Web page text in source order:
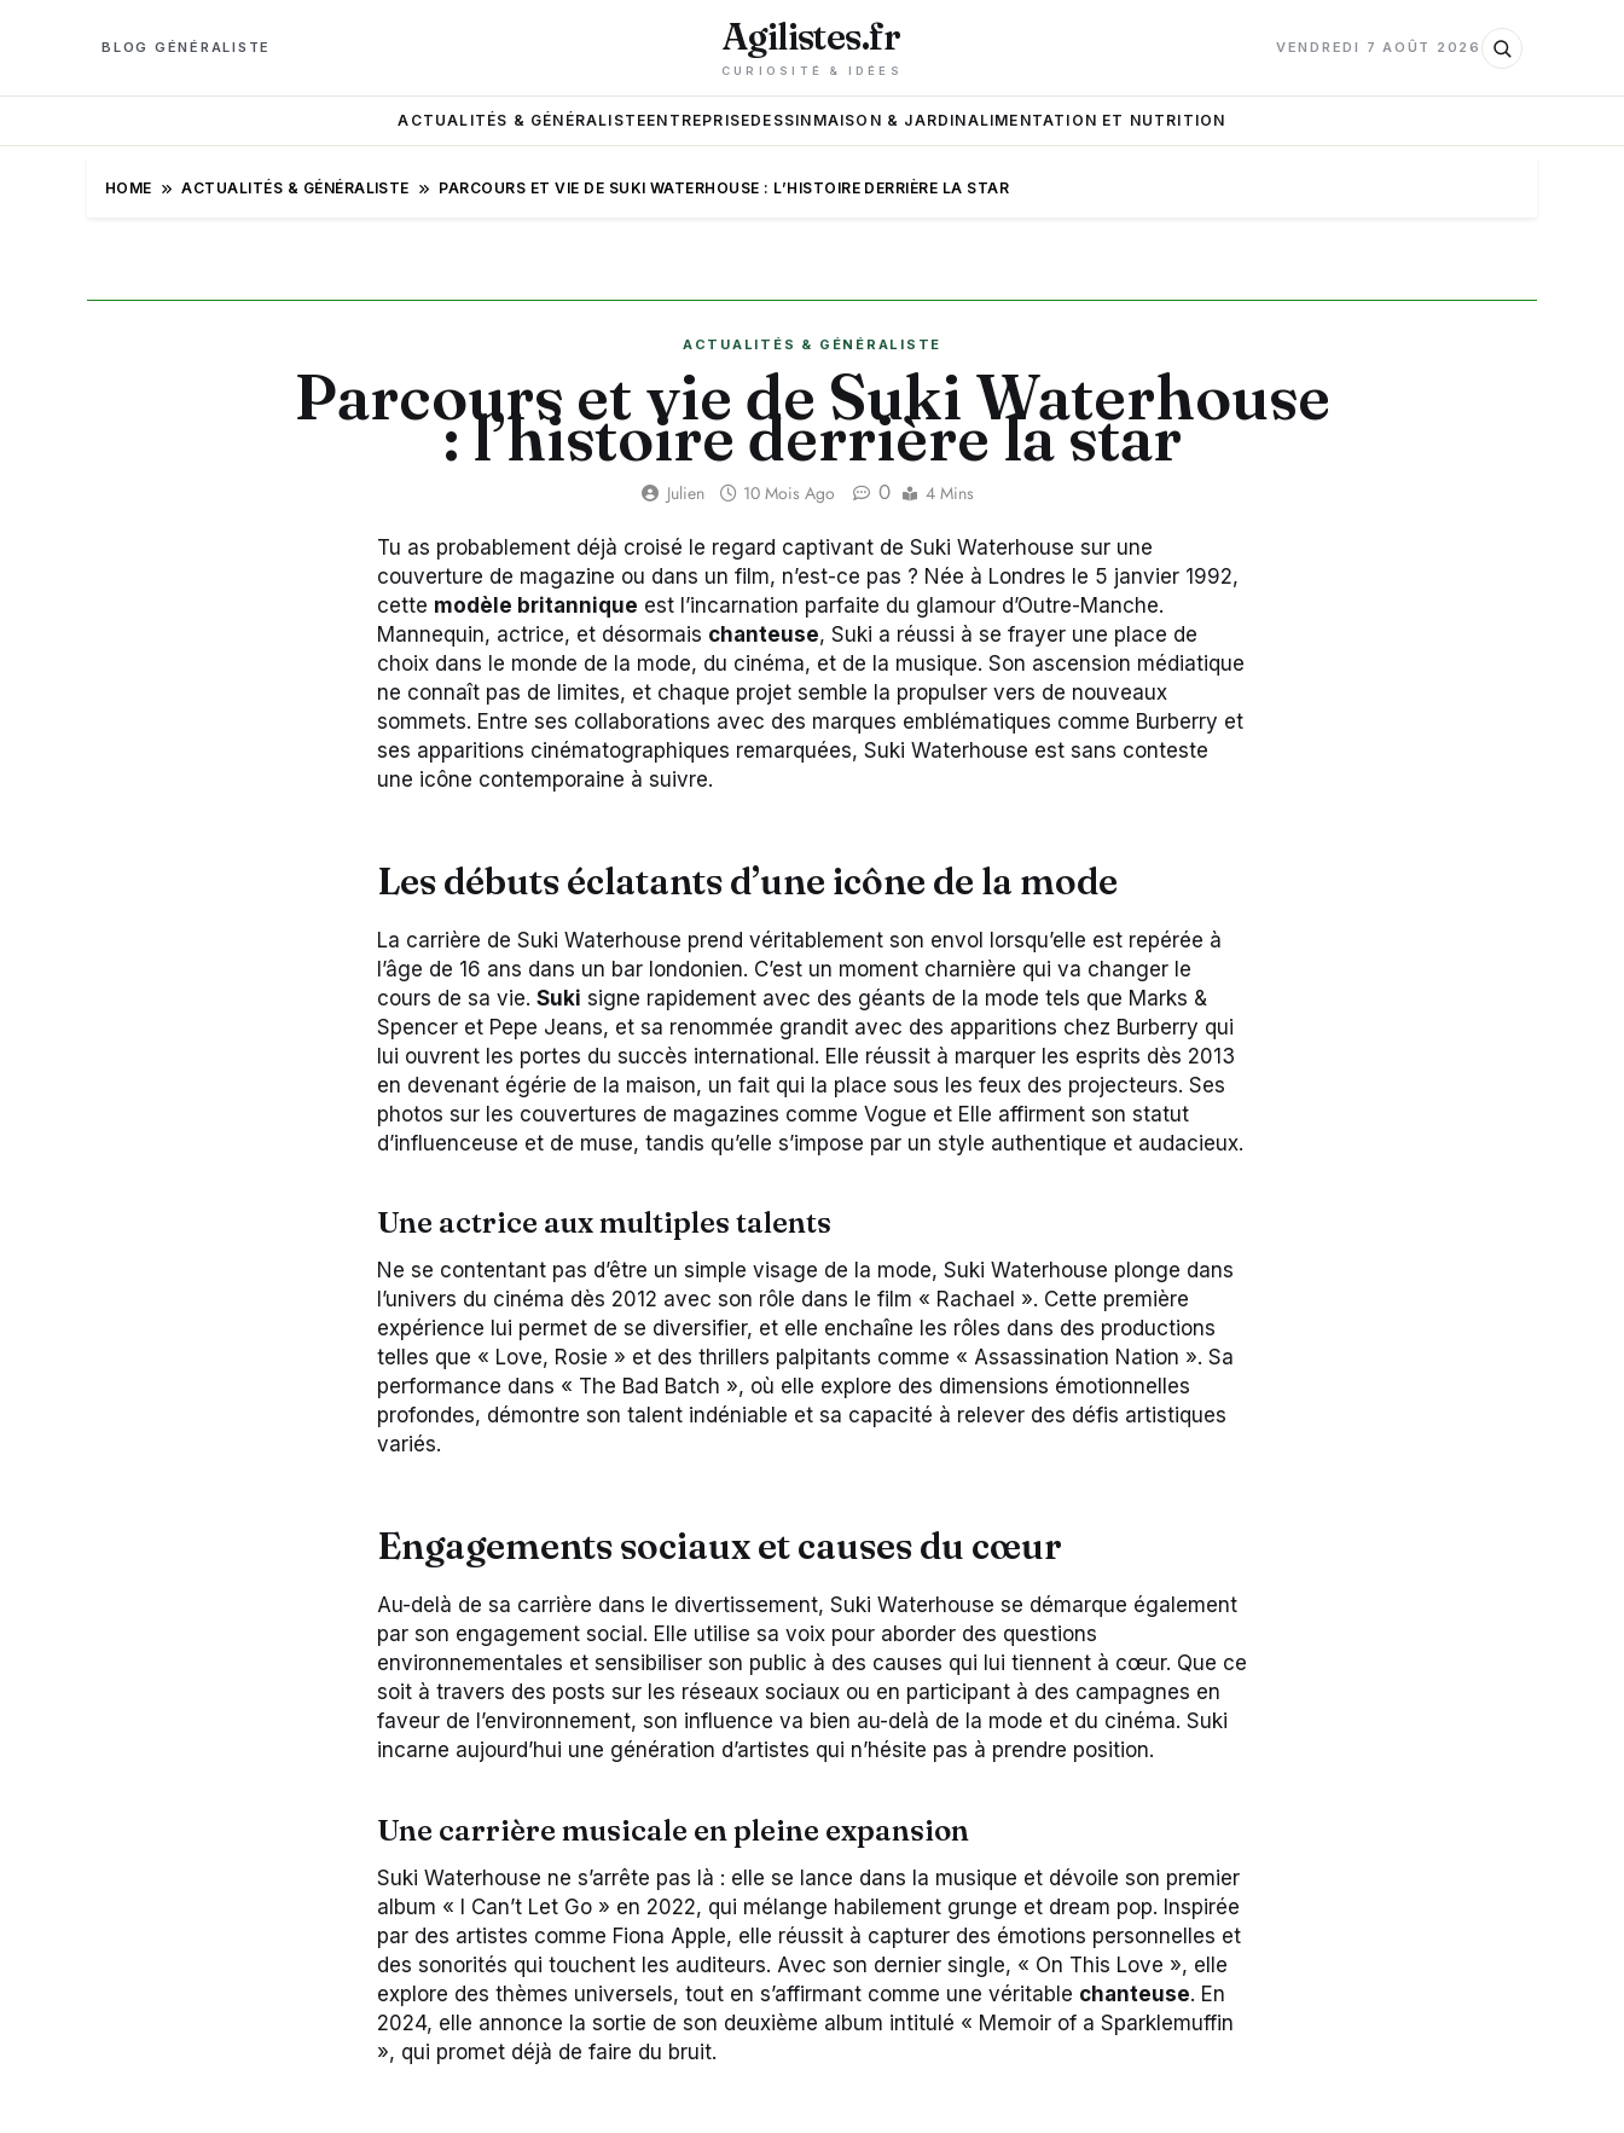
BLOG GÉNÉRALISTE Agilistes.fr
CURIOSITÉ & IDÉES
VENDREDI 7 AOÛT 2026
ACTUALITÉS & GÉNÉRALISTEENTREPRISEDESSIN MAISON & JARDINALIMENTATION ET NUTRITION
HOME ACTUALITÉS & GÉNÉRALISTE PARCOURS ET VIE DE SUKI WATERHOUSE : L’HISTOIRE DERRIÈRE LA STAR
ACTUALITÉS & GÉNÉRALISTE
Parcours et vie de Suki Waterhouse
: l’histoire derrière la star
Julien 10 Mois Ago 0 4 Mins
Tu as probablement déjà croisé le regard captivant de Suki Waterhouse sur une
couverture de magazine ou dans un film, n’est-ce pas ? Née à Londres le 5 janvier 1992,
cette modèle britannique est l’incarnation parfaite du glamour d’Outre-Manche.
Mannequin, actrice, et désormais chanteuse, Suki a réussi à se frayer une place de
choix dans le monde de la mode, du cinéma, et de la musique. Son ascension médiatique
ne connaît pas de limites, et chaque projet semble la propulser vers de nouveaux
sommets. Entre ses collaborations avec des marques emblématiques comme Burberry et
ses apparitions cinématographiques remarquées, Suki Waterhouse est sans conteste
une icône contemporaine à suivre.
Les débuts éclatants d’une icône de la mode
La carrière de Suki Waterhouse prend véritablement son envol lorsqu’elle est repérée à
l’âge de 16 ans dans un bar londonien. C’est un moment charnière qui va changer le
cours de sa vie. Suki signe rapidement avec des géants de la mode tels que Marks &
Spencer et Pepe Jeans, et sa renommée grandit avec des apparitions chez Burberry qui
lui ouvrent les portes du succès international. Elle réussit à marquer les esprits dès 2013
en devenant égérie de la maison, un fait qui la place sous les feux des projecteurs. Ses
photos sur les couvertures de magazines comme Vogue et Elle affirment son statut
d’influenceuse et de muse, tandis qu’elle s’impose par un style authentique et audacieux.
Une actrice aux multiples talents
Ne se contentant pas d’être un simple visage de la mode, Suki Waterhouse plonge dans
l’univers du cinéma dès 2012 avec son rôle dans le film « Rachael ». Cette première
expérience lui permet de se diversifier, et elle enchaîne les rôles dans des productions
telles que « Love, Rosie » et des thrillers palpitants comme « Assassination Nation ». Sa
performance dans « The Bad Batch », où elle explore des dimensions émotionnelles
profondes, démontre son talent indéniable et sa capacité à relever des défis artistiques
variés.
Engagements sociaux et causes du cœur
Au-delà de sa carrière dans le divertissement, Suki Waterhouse se démarque également
par son engagement social. Elle utilise sa voix pour aborder des questions
environnementales et sensibiliser son public à des causes qui lui tiennent à cœur. Que ce
soit à travers des posts sur les réseaux sociaux ou en participant à des campagnes en
faveur de l’environnement, son influence va bien au-delà de la mode et du cinéma. Suki
incarne aujourd’hui une génération d’artistes qui n’hésite pas à prendre position.
Une carrière musicale en pleine expansion
Suki Waterhouse ne s’arrête pas là : elle se lance dans la musique et dévoile son premier
album « I Can’t Let Go » en 2022, qui mélange habilement grunge et dream pop. Inspirée
par des artistes comme Fiona Apple, elle réussit à capturer des émotions personnelles et
des sonorités qui touchent les auditeurs. Avec son dernier single, « On This Love », elle
explore des thèmes universels, tout en s’affirmant comme une véritable chanteuse. En
2024, elle annonce la sortie de son deuxième album intitulé « Memoir of a Sparklemuffin
», qui promet déjà de faire du bruit.